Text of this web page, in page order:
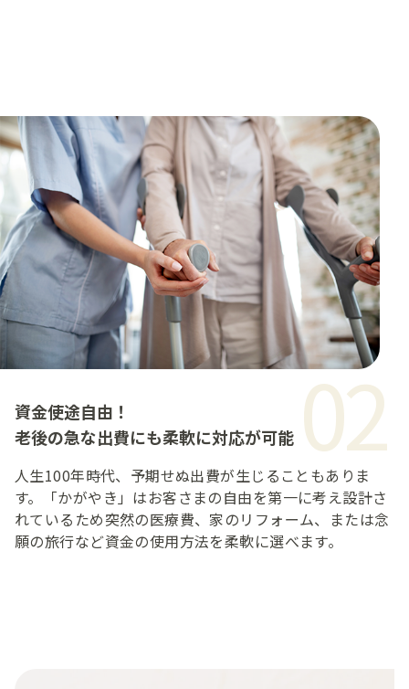
02
資金使途自由！
老後の急な出費にも柔軟に対応が可能
人生100年時代、予期せぬ出費が生じることもありま
す。「かがやき」はお客さまの自由を第一に考え設計さ
れているため突然の医療費、家のリフォーム、または念
願の旅行など資金の使用方法を柔軟に選べます。